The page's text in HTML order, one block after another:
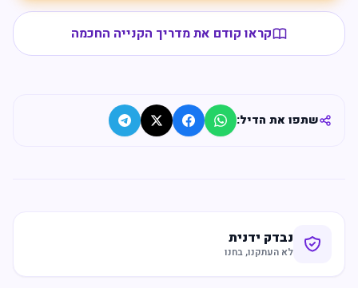
קראו קודם את מדריך הקנייה החכמה
שתפו את הדיל:
נבדק ידנית
לא העתקנו, בחנו